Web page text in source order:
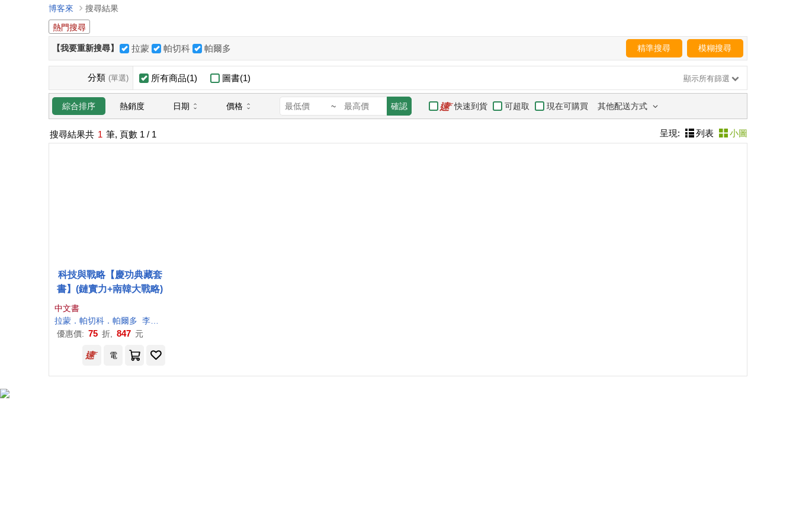
博客來
搜尋結果
熱門搜尋
【我要重新搜尋】 拉蒙 帕切科 帕爾多 精準搜尋 模糊搜尋
分類 (單選) 所有商品(1) 圖書(1) 顯示所有篩選
綜合排序 熱銷度 日期 價格 ~ 確認 快速到貨 可超取 現在可購買 其他配送方式
搜尋結果共 1 筆, 頁數 1 / 1 呈現: 列表 小圖
科技與戰略【慶功典藏套
書】(鏈實力+南韓大戰略)
中文書
拉蒙 ． 帕切科 ． 帕爾多 李
優惠價: 75 折, 847 元
電